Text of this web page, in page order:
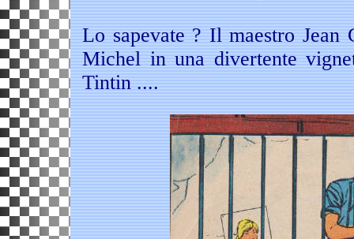
Lo sapevate ? Il maestro
Michel in una divertente
Tintin ....